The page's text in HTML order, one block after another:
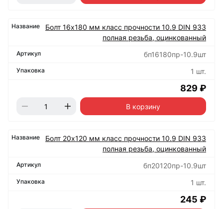
Болт 16х180 мм класс прочности 10.9 DIN 933
полная резьба, оцинкованный
бп16180пр-10.9шт
1 шт.
829 ₽
В корзину
Болт 20х120 мм класс прочности 10.9 DIN 933
полная резьба, оцинкованный
бп20120пр-10.9шт
1 шт.
245 ₽